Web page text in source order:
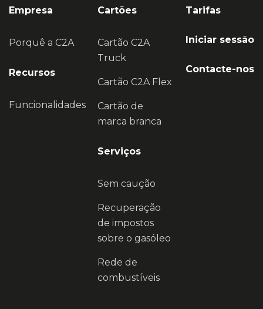
Empresa
Porquê a C2A
Recursos
Funcionalidades
Cartões
Cartão C2A
Truck
Cartão C2A Flex
Cartão de
marca branca
Serviços
Sem caução
Recuperação
de impostos
sobre o gasóleo
Rede de
combustíveis
Tarifas
Iniciar sessão
Contacte-nos